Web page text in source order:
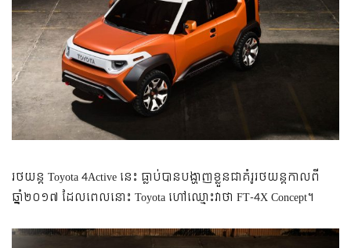
រថយន្ត Toyota 4Active នេះ ធ្លាប់បានបង្ហាញខ្លួនជាគំរូរថយន្តកាលពី
ឆ្នាំ២០១៧ ដែលពេលនោះ Toyota ហៅឈ្មោះវាថា FT-4X Concept។